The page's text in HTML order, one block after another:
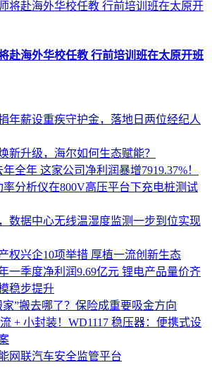
赴海外华校任教 行前培训班在太原开班
年薪设重疾守护金，落地日两位经纪人
新升级，海尔如何生态赋能？
全年 这家公司净利润暴增7919.37%！
率分析仪在800V高压平台下充电桩测试
数据中心无线温湿度监测一步到位实现
权兴企10项举措 厚植一流创新生态
一季度净利润9.69亿元 锂电产品量价齐
稳步提升
”搬去哪了？保险成重要吸金方向
+ 小封装！WD1117 稳压器：便携式设
网联汽车安全监管平台